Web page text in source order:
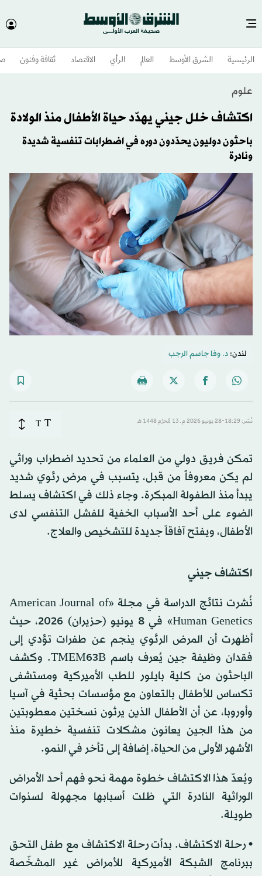
الرئيسية الشرق الأوسط​ العالم الرأي الاقتصاد ثقافة وفنون
علوم
اكتشاف خلل جيني يهدّد حياة الأطفال منذ الولادة
باحثون دوليون يحدّدون دوره في اضطرابات تنفسية شديدة
ونادرة
لندن:د. وفا جاسم الرجب
نُشر: 18:29-28 يونيو 2026 م ـ 13 مُحرَّم 1448 هـ T
T
تمكن فريق دولي من العلماء من تحديد اضطراب وراثي
لم يكن معروفاً من قبل، يتسبب في مرض رئوي شديد
يبدأ منذ الطفولة المبكرة. وجاء ذلك في اكتشاف يسلط
الضوء على أحد الأسباب الخفية للفشل التنفسي لدى
الأطفال، ويفتح آفاقاً جديدة للتشخيص والعلاج.
اكتشاف جيني
نُشرت نتائج الدراسة في مجلة «American Journal of
Human Genetics» في 8 يونيو (حزيران) 2026، حيث
أظهرت أن المرض الرئوي ينجم عن طفرات تؤدي إلى
فقدان وظيفة جين يُعرف باسم TMEM63B. وكشف
الباحثون من كلية بايلور للطب الأميركية ومستشفى
تكساس للأطفال بالتعاون مع مؤسسات بحثية في آسيا
وأوروبا، عن أن الأطفال الذين يرثون نسختين معطوبتين
من هذا الجين يعانون مشكلات تنفسية خطيرة منذ
الأشهر الأولى من الحياة، إضافة إلى تأخر في النمو.
ويُعدّ هذا الاكتشاف خطوة مهمة نحو فهم أحد الأمراض
الوراثية النادرة التي ظلت أسبابها مجهولة لسنوات
طويلة.
• رحلة الاكتشاف. بدأت رحلة الاكتشاف مع طفل التحق
ببرنامج الشبكة الأميركية للأمراض غير المشخّصة